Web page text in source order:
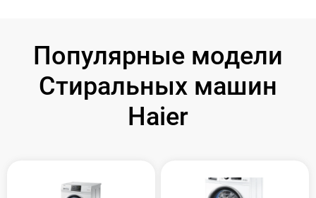
Популярные модели
Стиральных машин
Haier